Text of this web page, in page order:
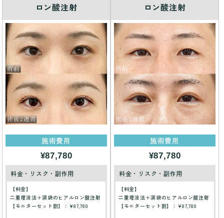
ロン酸注射
施術費用
¥87,780
料金・リスク・副作用
【料金】
二重埋没法＋涙袋のヒアルロン酸注射
【モニターセット割】：¥87,780
ロン酸注射
施術費用
¥87,780
料金・リスク・副作用
【料金】
二重埋没法＋涙袋のヒアルロン酸注射
【モニターセット割】：¥87,780